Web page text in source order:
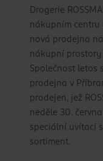
Drogerie
nákupním centru
nová prodejna
nákupní
Společnost letos
prodejna v
prodejen, jež
neděle 30.
speciální uvítací
sortiment.